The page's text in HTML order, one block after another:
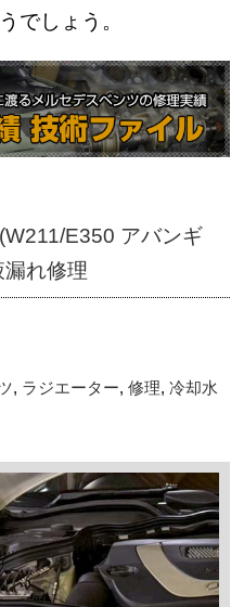
でしょう。
E350 アバンギ
れ修理
, ラジエーター,修理,冷却水